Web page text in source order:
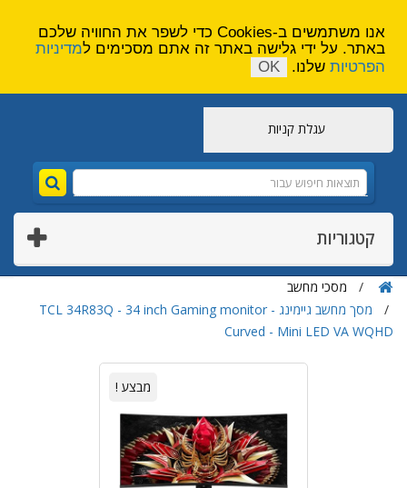
עגלת קניות
קטגוריות
מסכי מחשב
מסך מחשב גיימינג TCL 34R83Q - 34 inch Gaming monitor -
Curved - Mini LED VA WQHD
מבצע !
אנו משתמשים ב-Cookies כדי לשפר את החוויה שלכם
באתר. על ידי גלישה באתר זה אתם מסכימים למדיניות
הפרטיות שלנו. OK